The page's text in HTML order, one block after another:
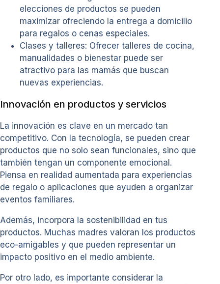
elecciones de productos se pueden
maximizar ofreciendo la entrega a domicilio
para regalos o cenas especiales.
Clases y talleres: Ofrecer talleres de cocina,
manualidades o bienestar puede ser
atractivo para las mamás que buscan
nuevas experiencias.
Innovación en productos y servicios
La innovación es clave en un mercado tan
competitivo. Con la tecnología, se pueden crear
productos que no solo sean funcionales, sino que
también tengan un componente emocional.
Piensa en realidad aumentada para experiencias
de regalo o aplicaciones que ayuden a organizar
eventos familiares.
Además, incorpora la sostenibilidad en tus
productos. Muchas madres valoran los productos
eco-amigables y que pueden representar un
impacto positivo en el medio ambiente.
Por otro lado, es importante considerar la